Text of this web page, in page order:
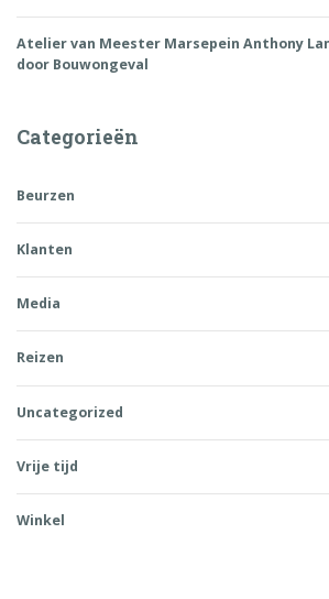
Atelier van Meester Marsepein Anthony
door Bouwongeval
Categorieën
Beurzen
Klanten
Media
Reizen
Uncategorized
Vrije tijd
Winkel